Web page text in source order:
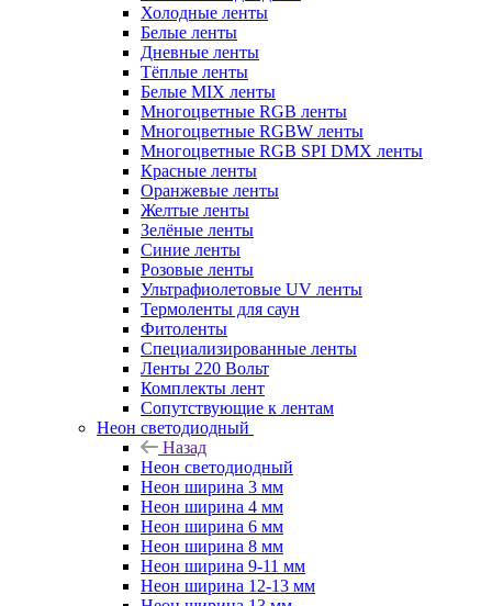
Холодные ленты
Белые ленты
Дневные ленты
Тёплые ленты
Белые MIX ленты
Многоцветные RGB ленты
Многоцветные RGBW ленты
Многоцветные RGB SPI DMX ленты
Красные ленты
Оранжевые ленты
Желтые ленты
Зелёные ленты
Синие ленты
Розовые ленты
Ультрафиолетовые UV ленты
Термоленты для саун
Фитоленты
Специализированные ленты
Ленты 220 Вольт
Комплекты лент
Сопутствующие к лентам
Неон светодиодный
Назад
Неон светодиодный
Неон ширина 3 мм
Неон ширина 4 мм
Неон ширина 6 мм
Неон ширина 8 мм
Неон ширина 9-11 мм
Неон ширина 12-13 мм